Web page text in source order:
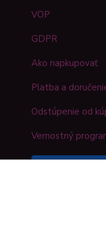
VOP
GDPR
Ako napkupovať
Platba a
Odstúpenie od
Vernostný